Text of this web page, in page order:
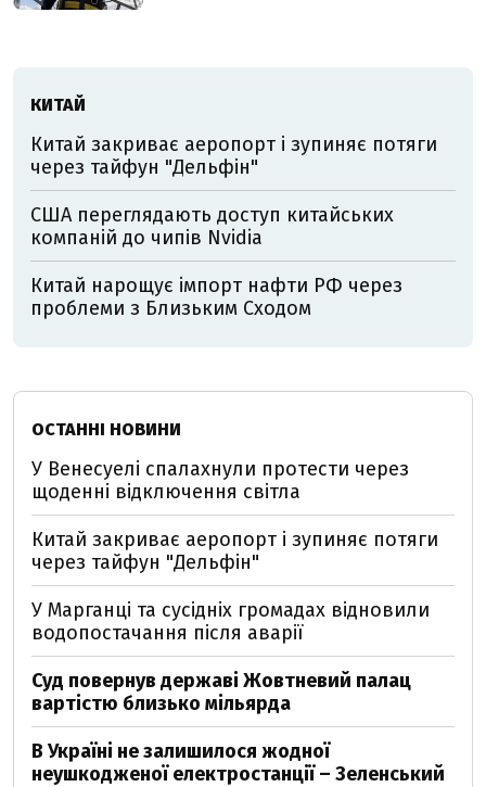
КИТАЙ
Китай закриває аеропорт і зупиняє потяги
через тайфун "Дельфін"
США переглядають доступ китайських
компаній до чипів Nvidia
Китай нарощує імпорт нафти РФ через
проблеми з Близьким Сходом
ОСТАННІ НОВИНИ
У Венесуелі спалахнули протести через
щоденні відключення світла
Китай закриває аеропорт і зупиняє потяги
через тайфун "Дельфін"
У Марганці та сусідніх громадах відновили
водопостачання після аварії
Суд повернув державі Жовтневий палац
вартістю близько мільярда
В Україні не залишилося жодної
неушкодженої електростанції – Зеленський